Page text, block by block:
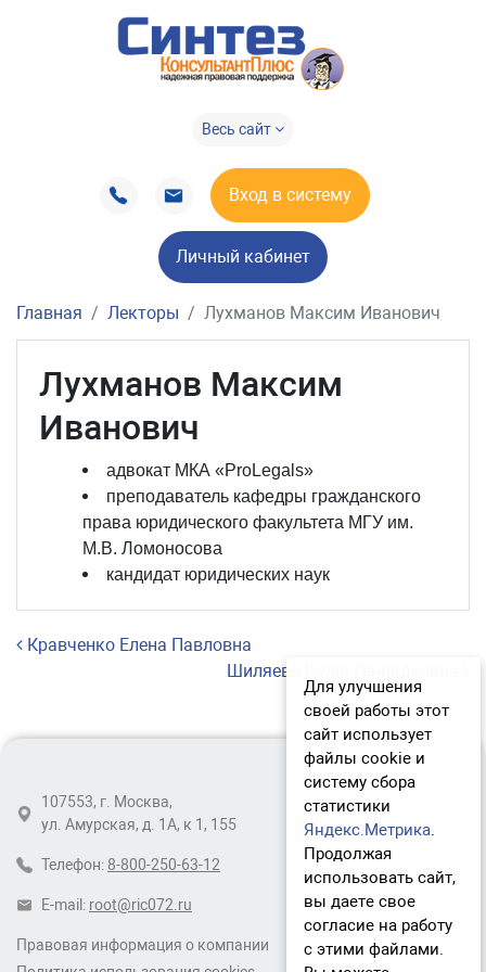
Весь сайт
Вход в систему
Личный кабинет
Главная Лекторы Лухманов Максим Иванович
Лухманов Максим
Иванович
адвокат МКА «ProLegals»
преподаватель кафедры гражданского
права юридического факультета МГУ им.
М.В. Ломоносова
кандидат юридических наук
Навигация по записям
Кравченко Елена Павловна
Шиляева Юлия Геннадьевна
Правовая информация о компании
107553, г. Москва,
ул. Амурская, д. 1А, к 1, 155
Телефон: 8-800-250-63-12
E-mail: root@ric072.ru
Для улучшения
своей работы этот
сайт использует
файлы cookie и
систему сбора
статистики
Яндекс.Метрика.
Продолжая
использовать сайт,
вы даете свое
согласие на работу
с этими файлами.